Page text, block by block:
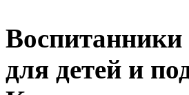
Воспитанники
для детей и